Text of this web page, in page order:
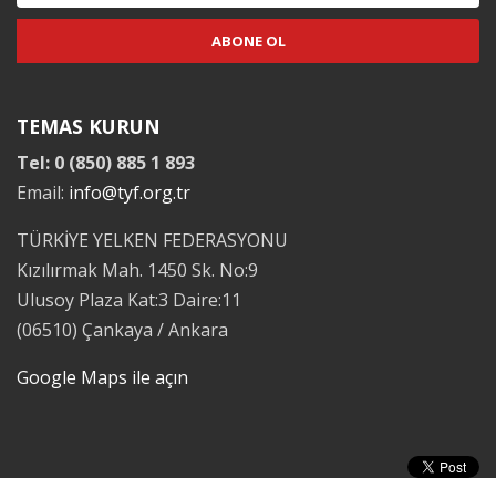
TEMAS KURUN
Tel: 0 (850) 885 1 893
Email: info@tyf.org.tr
TÜRKİYE YELKEN FEDERASYONU
Kızılırmak Mah. 1450 Sk. No:9
Ulusoy Plaza Kat:3 Daire:11
(06510) Çankaya / Ankara
Google Maps ile açın